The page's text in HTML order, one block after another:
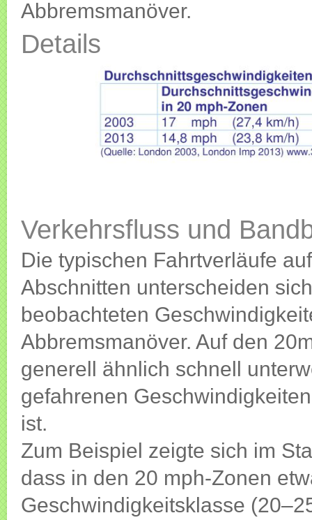
Abbremsmanöver.
Details
Verkehrsfluss und
Die typischen Fahrtverläufe
Abschnitten unterscheiden
beobachteten
Abbremsmanöver. Auf den
generell ähnlich schnell
gefahrenen
ist.
Zum Beispiel zeigte sich im
dass in den 20 mph-Zonen
Geschwindigkeitsklasse